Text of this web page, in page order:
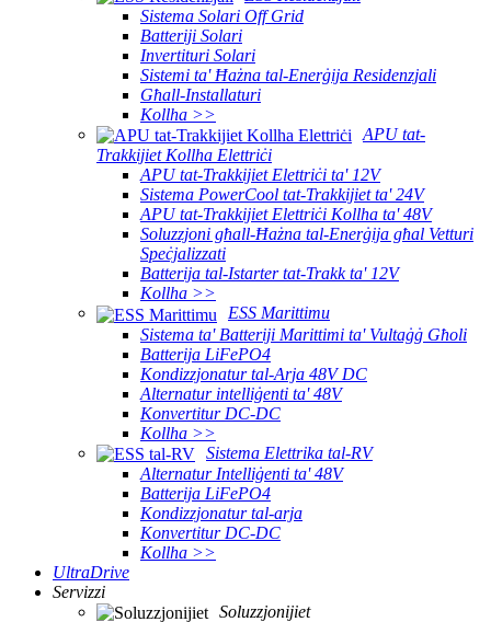
Sistema Solari Off Grid
Batteriji Solari
Invertituri Solari
Sistemi ta' Ħażna tal-Enerġija Residenzjali
Għall-Installaturi
Kollha >>
APU tat-
Trakkijiet Kollha Elettriċi
APU tat-Trakkijiet Elettriċi ta' 12V
Sistema PowerCool tat-Trakkijiet ta' 24V
APU tat-Trakkijiet Elettriċi Kollha ta' 48V
Soluzzjoni għall-Ħażna tal-Enerġija għal Vetturi
Speċjalizzati
Batterija tal-Istarter tat-Trakk ta' 12V
Kollha >>
ESS Marittimu
Sistema ta' Batteriji Marittimi ta' Vultaġġ Għoli
Batterija LiFePO4
Kondizzjonatur tal-Arja 48V DC
Alternatur intelliġenti ta' 48V
Konvertitur DC-DC
Kollha >>
Sistema Elettrika tal-RV
Alternatur Intelliġenti ta' 48V
Batterija LiFePO4
Kondizzjonatur tal-arja
Konvertitur DC-DC
Kollha >>
UltraDrive
Servizzi
Soluzzjonijiet